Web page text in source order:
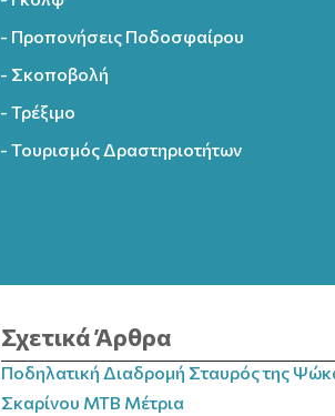
- Προπονήσεις Ποδοσφαίρου
- Σκοποβολή
- Τρέξιμο
- Τουρισμός Δραστηριοτήτων
Σχετικά Άρθρα
Ποδηλατική Διαδρομή Σταυρός της
Σκαρίνου MTB Μέτρια